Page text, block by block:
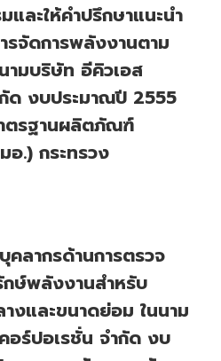
และให้คำปรึกษาแนะนำ
รจัดการพลังงานตาม
ามบริษัท อีคิวเอส
ด งบประมาณปี 2555
ตรฐานผลิตภัณฑ์
อ.) กระทรวง
ลากรด้านการตรวจ
กษ์พลังงานสำหรับ
งและขนาดย่อม ในนาม
อร์ปอเรชั่น จำกัด งบ